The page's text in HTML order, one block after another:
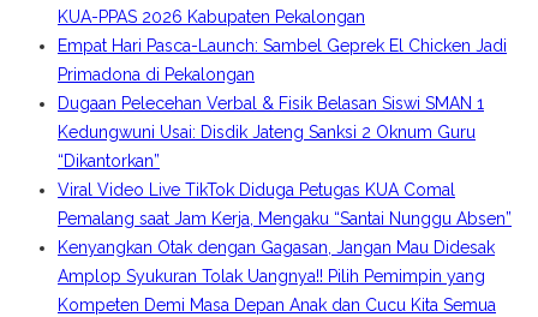
KUA-PPAS 2026 Kabupaten Pekalongan
Empat Hari Pasca-Launch: Sambel Geprek El Chicken Jadi
Primadona di Pekalongan
Dugaan Pelecehan Verbal & Fisik Belasan Siswi SMAN 1
Kedungwuni Usai: Disdik Jateng Sanksi 2 Oknum Guru
“Dikantorkan”
Viral Video Live TikTok Diduga Petugas KUA Comal
Pemalang saat Jam Kerja, Mengaku “Santai Nunggu Absen”
Kenyangkan Otak dengan Gagasan, Jangan Mau Didesak
Amplop Syukuran Tolak Uangnya!! Pilih Pemimpin yang
Kompeten Demi Masa Depan Anak dan Cucu Kita Semua